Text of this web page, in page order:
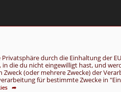
durch die Einhaltung der
die du nicht eingewilligt hast, und
Zweck (oder mehrere Zwecke) der
für bestimmte Zwecke in
➦
& Schönes